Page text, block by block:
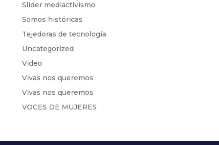
Slider mediactivismo
Somos históricas
Tejedoras de tecnología
Uncategorized
Video
Vivas nos queremos
Vivas nos queremos
VOCES DE MUJERES